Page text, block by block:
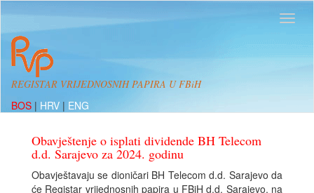
REGISTAR VRIJEDNOSNIH PAPIRA U FBiH
BOS | HRV | ENG
Obavještenje o isplati dividende BH Telecom
d.d. Sarajevo za 2024. godinu
Obavještavaju se dioničari BH Telecom d.d. Sarajevo da
će Registar vrijednosnih papira u FBiH d.d. Sarajevo, na